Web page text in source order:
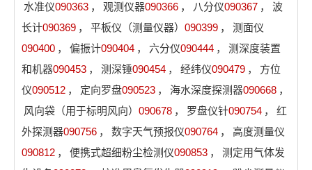
水准仪090363 ， 观测仪器090366 ， 八分仪090367 ，
波
长计090369 ， 平板仪（测量仪器） 090399 ，
测面仪
090400 ， 偏振计090404 ， 六分仪090444 ，
测深度装置
和机器090453 ， 测深锤090454 ， 经纬仪090479 ，
方位
仪090512 ， 定向罗盘090523 ， 海水深度探测器090668 ，
风向袋（用于标明风向） 090678 ， 罗盘仪针090754 ，
红
外探测器090756 ， 数字天气预报仪090764 ，
高度测量仪
090812 ， 便携式超细粉尘检测仪090853 ，
测定用气体发